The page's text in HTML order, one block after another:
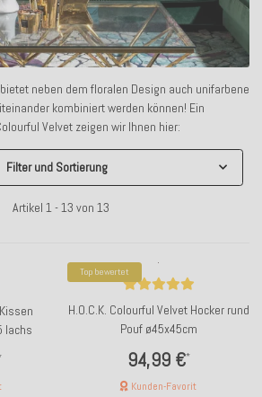
neben dem floralen Design auch unifarbene
kombiniert werden können! Ein
Velvet zeigen wir Ihnen hier:
Filter und Sortierung
Artikel 1 - 13 von 13
lachs
Top bewertet
H.O.C.K. Colourful Velvet Hocker rund
Pouf ø45x45cm
94,99 €*
Kunden-Favorit